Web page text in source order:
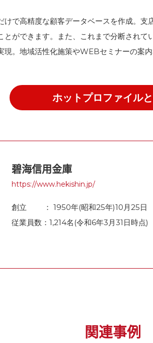
けで高精度な顧客データベースを作成。
とができます。また、これまで分断され
現。地域活性化施策やWEBセミナーの案
ホットプロファイル
碧海信用金庫
https://www.hekishin.jp/
創立 ： 1950年(昭和25年)10月25日
従業員数：1,214名(令和6年3月31日時点)
関連事例